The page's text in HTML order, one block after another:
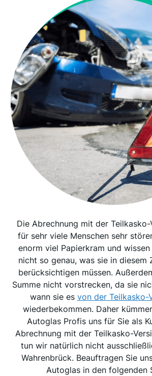
Die Abrechnung mit der
für sehr viele Menschen sehr
enorm viel Papierkram und
nicht so genau, was sie in diesem
berücksichtigen müssen.
Summe nicht vorstrecken, da sie
wann sie es von der Teilkasko-
wiederbekommen. Daher
Autoglas Profis uns für Sie als
Abrechnung mit der Teilkasko-
tun wir natürlich nicht
Wahrenbrück. Beauftragen Sie
Autoglas in den folgenden